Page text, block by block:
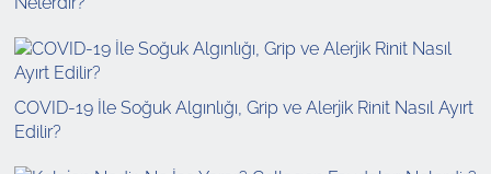
COVID-19 İle Soğuk Algınlığı, Grip ve Alerjik Rinit Nasıl Ayırt
Edilir?